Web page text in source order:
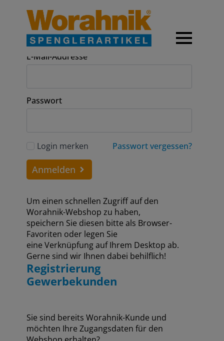
Anmeldung
E-Mail-Addresse
Passwort
Login merken Passwort vergessen?
Anmelden
Um einen schnellen Zugriff auf den
Worahnik-Webshop zu haben,
speichern Sie diesen bitte als Browser-
Favoriten oder legen Sie
eine Verknüpfung auf Ihrem Desktop ab.
Gerne sind wir Ihnen dabei behilflich!
Registrierung
Gewerbekunden
Sie sind bereits Worahnik-Kunde und
möchten Ihre Zugangsdaten für den